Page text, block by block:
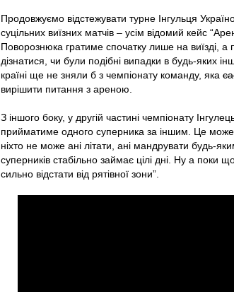
12’ Топалов перехопив пас через правий фланг
14’ ПЕНАЛЬТІ!Простріл Топалова з лівого
15’ НОНІКАШВІЛІ НЕ ПРОБИВ ПАЛАМАРЧУКА
18’ Фол на лівому фланзі атаки ЛНЗ проти
20’ Інгулець тримає м'яч на власній половині.
23’
Вілівальд у підкаті перевів на кутовий м'яч
штрафного.
Продовжуємо відстежувати турне Інгульця
суцільних виїзних матчів – усім відомий кейс
Поворознюка гратиме спочатку лише на виїзді,
дізнатися, чи були подібні випадки в будь-яких
країні ще не зняли б з чемпіонату команду, яка
вирішити питання з ареною.
З іншого боку, у другій частині чемпіонату
прийматиме одного суперника за іншим. Це може
ніхто не може ані літати, ані мандрувати будь-
суперників стабільно займає цілі дні. Ну а
сильно відстати від рятівної зони”.